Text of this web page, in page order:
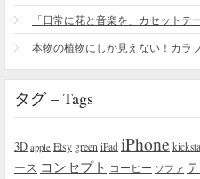
タグ – Tags
3D apple Etsy green iPad iPhone
ース コンセプト コーヒー ソファ